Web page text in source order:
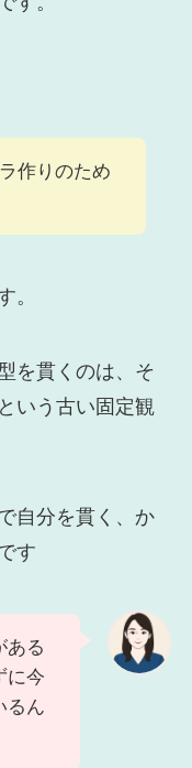
作りのため
。
を貫くのは、そ
いう古い固定観
自分を貫く、か
す
ある
に今
るん